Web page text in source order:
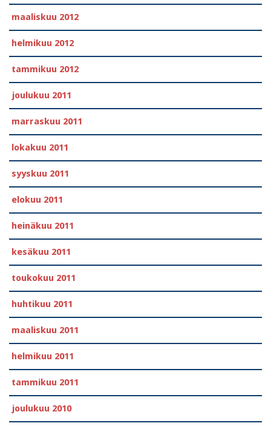
maaliskuu 2012
helmikuu 2012
tammikuu 2012
joulukuu 2011
marraskuu 2011
lokakuu 2011
syyskuu 2011
elokuu 2011
heinäkuu 2011
kesäkuu 2011
toukokuu 2011
huhtikuu 2011
maaliskuu 2011
helmikuu 2011
tammikuu 2011
joulukuu 2010